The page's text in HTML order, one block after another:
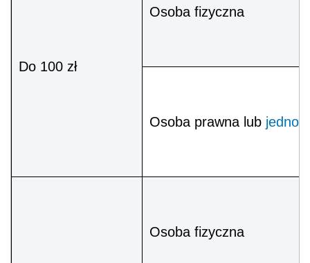
Do 100 zł
Osoba fizyczna
Osoba prawna lub
Osoba fizyczna